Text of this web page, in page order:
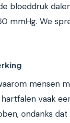
bloeddruk
mmHg. We
mensen
vaak
ondanks